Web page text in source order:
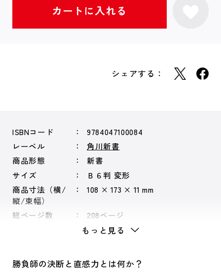
シェアする：
ISBNコード
9784047100084
レーベル
角川新書
商品形態
新書
サイズ
Ｂ６判 変形
商品寸法（横/
縦/束幅）
108 × 173 × 11 mm
総ページ数 208ページ
もっと見る
勝負師の決断と直感力とは何か？